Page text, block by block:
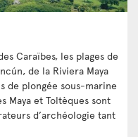
Caraïbes, les plages de
de la Riviera Maya
de plongée sous-marine
Maya et Toltèques sont
d’archéologie tant